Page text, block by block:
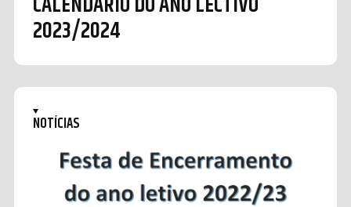
2023/2024
NOTÍCIAS